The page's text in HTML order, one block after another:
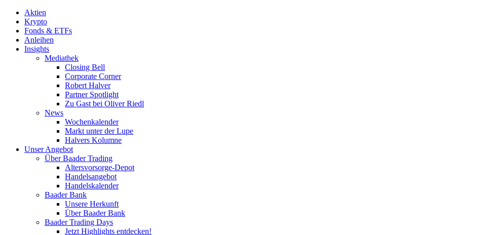
Aktien
Krypto
Fonds & ETFs
Anleihen
Insights
Mediathek
Closing Bell
Corporate Corner
Robert Halver
Partner Spotlight
Zu Gast bei Oliver Riedl
News
Wochenkalender
Markt unter der Lupe
Halvers Kolumne
Unser Angebot
Über Baader Trading
Altersvorsorge-Depot
Handelsangebot
Handelskalender
Baader Bank
Unsere Herkunft
Über Baader Bank
Baader Trading Days
Jetzt Highlights entdecken!